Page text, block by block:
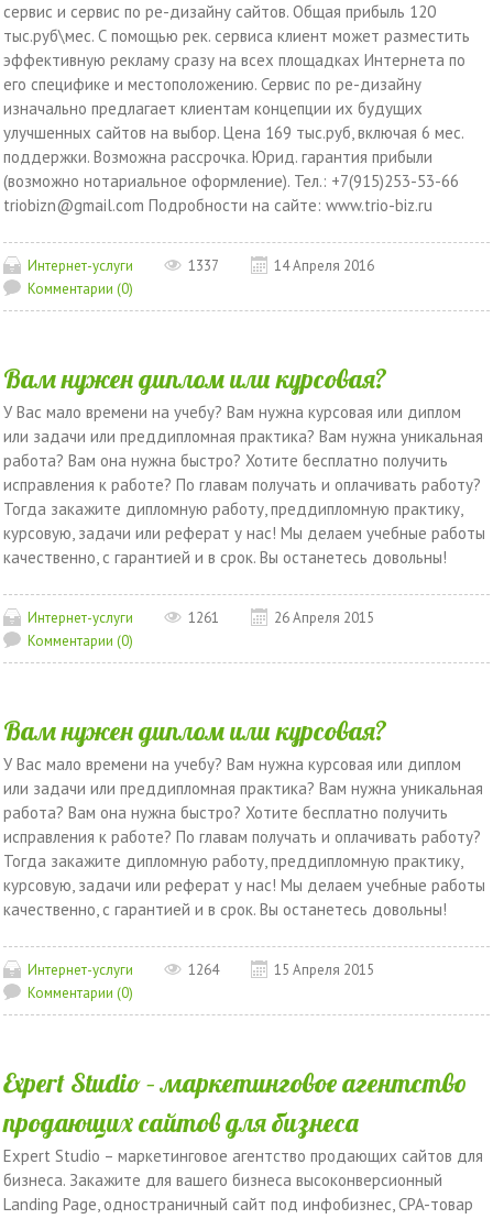
сервис и сервис по ре-дизайну сайтов. Общая прибыль 120
тыс.руб\мес. С помощью рек. сервиса клиент может разместить
эффективную рекламу сразу на всех площадках Интернета по
его специфике и местоположению. Сервис по ре-дизайну
изначально предлагает клиентам концепции их будущих
улучшенных сайтов на выбор. Цена 169 тыс.руб, включая 6 мес.
поддержки. Возможна рассрочка. Юрид. гарантия прибыли
(возможно нотариальное оформление). Тел.: +7(915)253-53-66
triobizn@gmail.com Подробности на сайте: www.trio-biz.ru
Интернет-услуги 1337
14 Апреля 2016
Комментарии (0)
Вам нужен диплом или курсовая?
У Вас мало времени на учебу? Вам нужна курсовая или диплом
или задачи или преддипломная практика? Вам нужна уникальная
работа? Вам она нужна быстро? Хотите бесплатно получить
исправления к работе? По главам получать и оплачивать работу?
Тогда закажите дипломную работу, преддипломную практику,
курсовую, задачи или реферат у нас! Мы делаем учебные работы
качественно, с гарантией и в срок. Вы останетесь довольны!
Интернет-услуги 1261
26 Апреля 2015
Комментарии (0)
Вам нужен диплом или курсовая?
У Вас мало времени на учебу? Вам нужна курсовая или диплом
или задачи или преддипломная практика? Вам нужна уникальная
работа? Вам она нужна быстро? Хотите бесплатно получить
исправления к работе? По главам получать и оплачивать работу?
Тогда закажите дипломную работу, преддипломную практику,
курсовую, задачи или реферат у нас! Мы делаем учебные работы
качественно, с гарантией и в срок. Вы останетесь довольны!
Интернет-услуги 1264
15 Апреля 2015
Комментарии (0)
Expert Studio – маркетинговое агентство
продающих сайтов для бизнеса
Expert Studio – маркетинговое агентство продающих сайтов для
бизнеса. Закажите для вашего бизнеса высоконверсионный
Landing Page, одностраничный сайт под инфобизнес, CPA-товар